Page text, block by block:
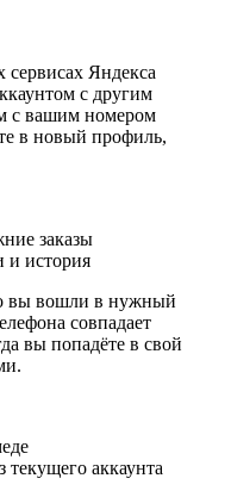
Яндекса
с другим
с вашим номером
в новый профиль,
заказы
и история
вы вошли в нужный
совпадает
вы попадёте в свой
аккаунта